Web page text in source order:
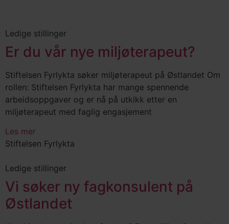
Ledige stillinger
Er du vår nye miljøterapeut?
Stiftelsen Fyrlykta søker miljøterapeut på Østlandet Om
rollen: Stiftelsen Fyrlykta har mange spennende
arbeidsoppgaver og er nå på utkikk etter en
miljøterapeut med faglig engasjement
Les mer
Stiftelsen Fyrlykta
Ledige stillinger
Vi søker ny fagkonsulent på
Østlandet